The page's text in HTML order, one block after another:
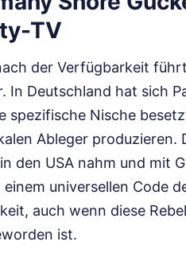
TV
der Verfügbarkeit
In Deutschland hat sich
spezifische Nische
Ableger produzieren.
den USA nahm und mit
universellen Code
auch wenn diese
ist.